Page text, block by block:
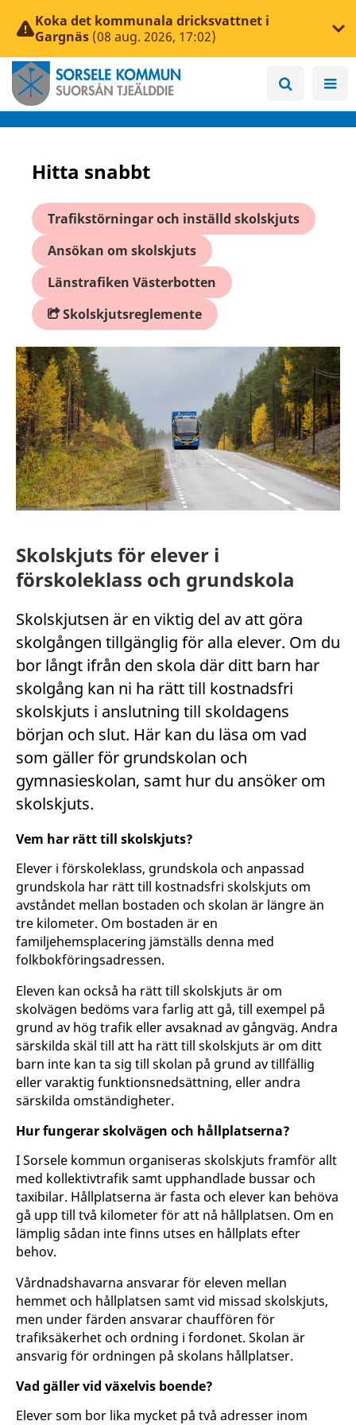
Koka det kommunala dricksvattnet i
Gargnäs (08 aug. 2026, 17:02)
Hitta snabbt
Trafikstörningar och inställd skolskjuts
Ansökan om skolskjuts
Länstrafiken Västerbotten
Skolskjutsreglemente
Skolskjuts för elever i
förskoleklass och grundskola
Skolskjutsen är en viktig del av att göra
skolgången tillgänglig för alla elever. Om du
bor långt ifrån den skola där ditt barn har
skolgång kan ni ha rätt till kostnadsfri
skolskjuts i anslutning till skoldagens
början och slut. Här kan du läsa om vad
som gäller för grundskolan och
gymnasieskolan, samt hur du ansöker om
skolskjuts.
Vem har rätt till skolskjuts?
Elever i förskoleklass, grundskola och anpassad
grundskola har rätt till kostnadsfri skolskjuts om
avståndet mellan bostaden och skolan är längre än
tre kilometer. Om bostaden är en
familjehemsplacering jämställs denna med
folkbokföringsadressen.
Eleven kan också ha rätt till skolskjuts är om
skolvägen bedöms vara farlig att gå, till exempel på
grund av hög trafik eller avsaknad av gångväg. Andra
särskilda skäl till att ha rätt till skolskjuts är om ditt
barn inte kan ta sig till skolan på grund av tillfällig
eller varaktig funktionsnedsättning, eller andra
särskilda omständigheter.
Hur fungerar skolvägen och hållplatserna?
I Sorsele kommun organiseras skolskjuts framför allt
med kollektivtrafik samt upphandlade bussar och
taxibilar. Hållplatserna är fasta och elever kan behöva
gå upp till två kilometer för att nå hållplatsen. Om en
lämplig sådan inte finns utses en hållplats efter
behov.
Vårdnadshavarna ansvarar för eleven mellan
hemmet och hållplatsen samt vid missad skolskjuts,
men under färden ansvarar chauffören för
trafiksäkerhet och ordning i fordonet. Skolan är
ansvarig för ordningen på skolans hållplatser.
Vad gäller vid växelvis boende?
Elever som bor lika mycket på två adresser inom